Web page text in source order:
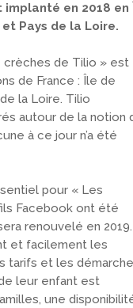
implanté en 2018 en
Pays de la Loire.
crèches de Tilio » est
de France : Île de
la Loire. Tilio
autour de la notion
à ce jour n’a été
pour « Les
Facebook ont été
renouvelé en 2019.
et facilement les
tarifs et les
leur enfant est
une